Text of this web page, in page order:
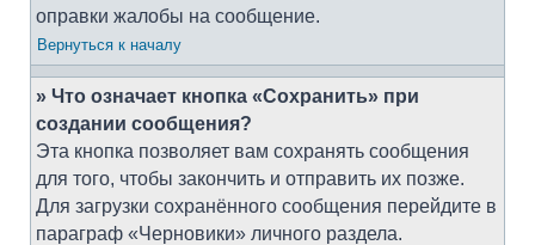
оправки жалобы на сообщение.
Вернуться к началу
» Что означает кнопка «Сохранить» при
создании сообщения?
Эта кнопка позволяет вам сохранять сообщения
для того, чтобы закончить и отправить их позже.
Для загрузки сохранённого сообщения перейдите в
параграф «Черновики» личного раздела.